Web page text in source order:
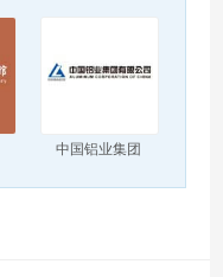
中国铝业集团